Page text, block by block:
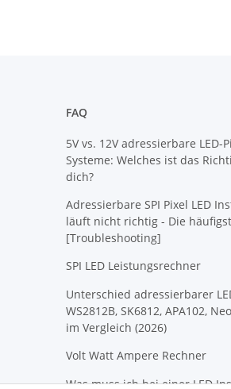
FAQ
5V vs. 12V adressierbare LED-
Systeme: Welches ist das
dich?
Adressierbare SPI Pixel LED
läuft nicht richtig - Die
[Troubleshooting]
SPI LED Leistungsrechner
Unterschied adressierbarer
WS2812B, SK6812, APA102,
im Vergleich (2026)
Volt Watt Ampere Rechner
Was muss ich bei einer LED